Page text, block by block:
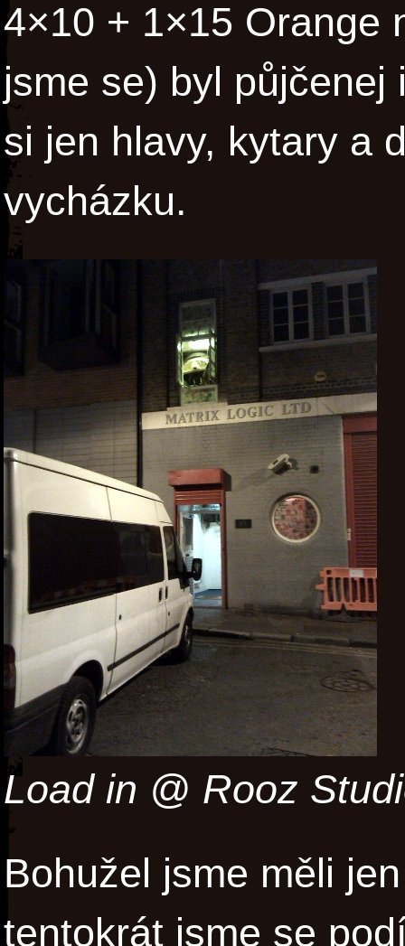
4×10 + 1×15 Orange
jsme se) byl
si jen hlavy, kytary a
vycházku.
Load in @ Rooz
Bohužel jsme měli
tentokrát jsme se